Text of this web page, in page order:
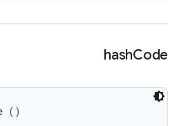
hashCode
()